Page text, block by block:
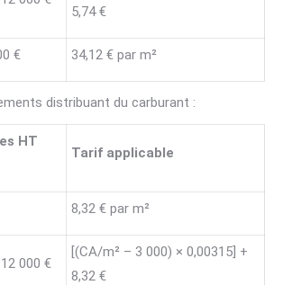
5,74 €
€ 34,12 € par m²
distribuant du carburant :
HT
Tarif applicable
8,32 € par m²
000 €
[(CA/m² – 3 000) × 0,00315] +
8,32 €